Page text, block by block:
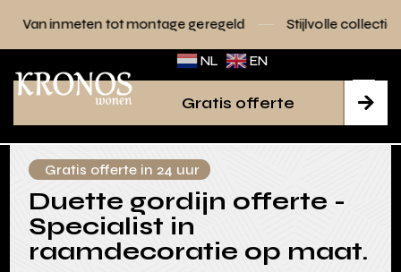
montage geregeld Stijlvolle collecties voor elk
NL EN

Gratis offerte
Gratis offerte in 24 uur
Duette gordijn offerte -
Specialist in
raamdecoratie op maat.